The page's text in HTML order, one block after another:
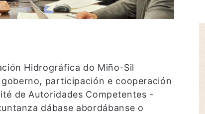
Hidrográfica do Miño-Sil
participación e cooperación
de Autoridades Competentes -
dábase abordábanse o